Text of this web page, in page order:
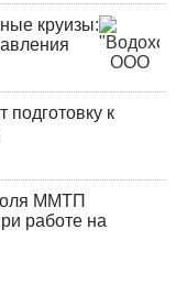
круизы:
подготовку к
ММТП
работе на